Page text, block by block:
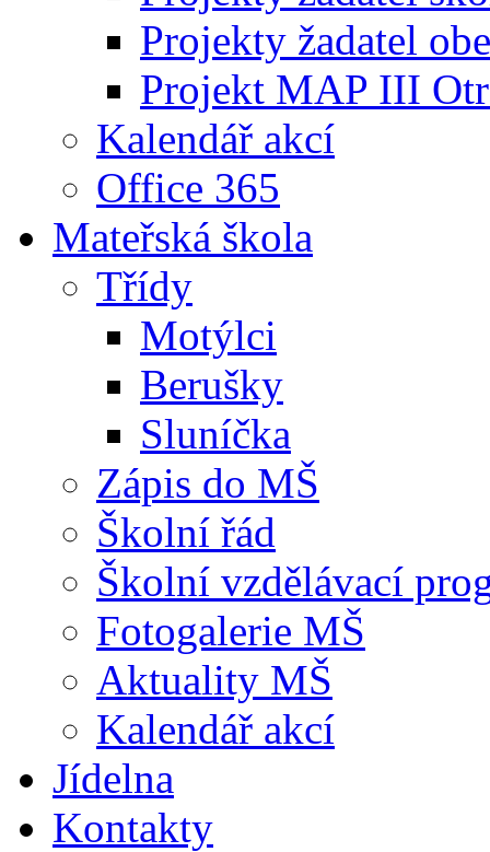
Projekty žadatel
Projekt MAP III
Kalendář akcí
Office 365
Mateřská škola
Třídy
Motýlci
Berušky
Sluníčka
Zápis do MŠ
Školní řád
Školní vzdělávací
Fotogalerie MŠ
Aktuality MŠ
Kalendář akcí
Jídelna
Kontakty